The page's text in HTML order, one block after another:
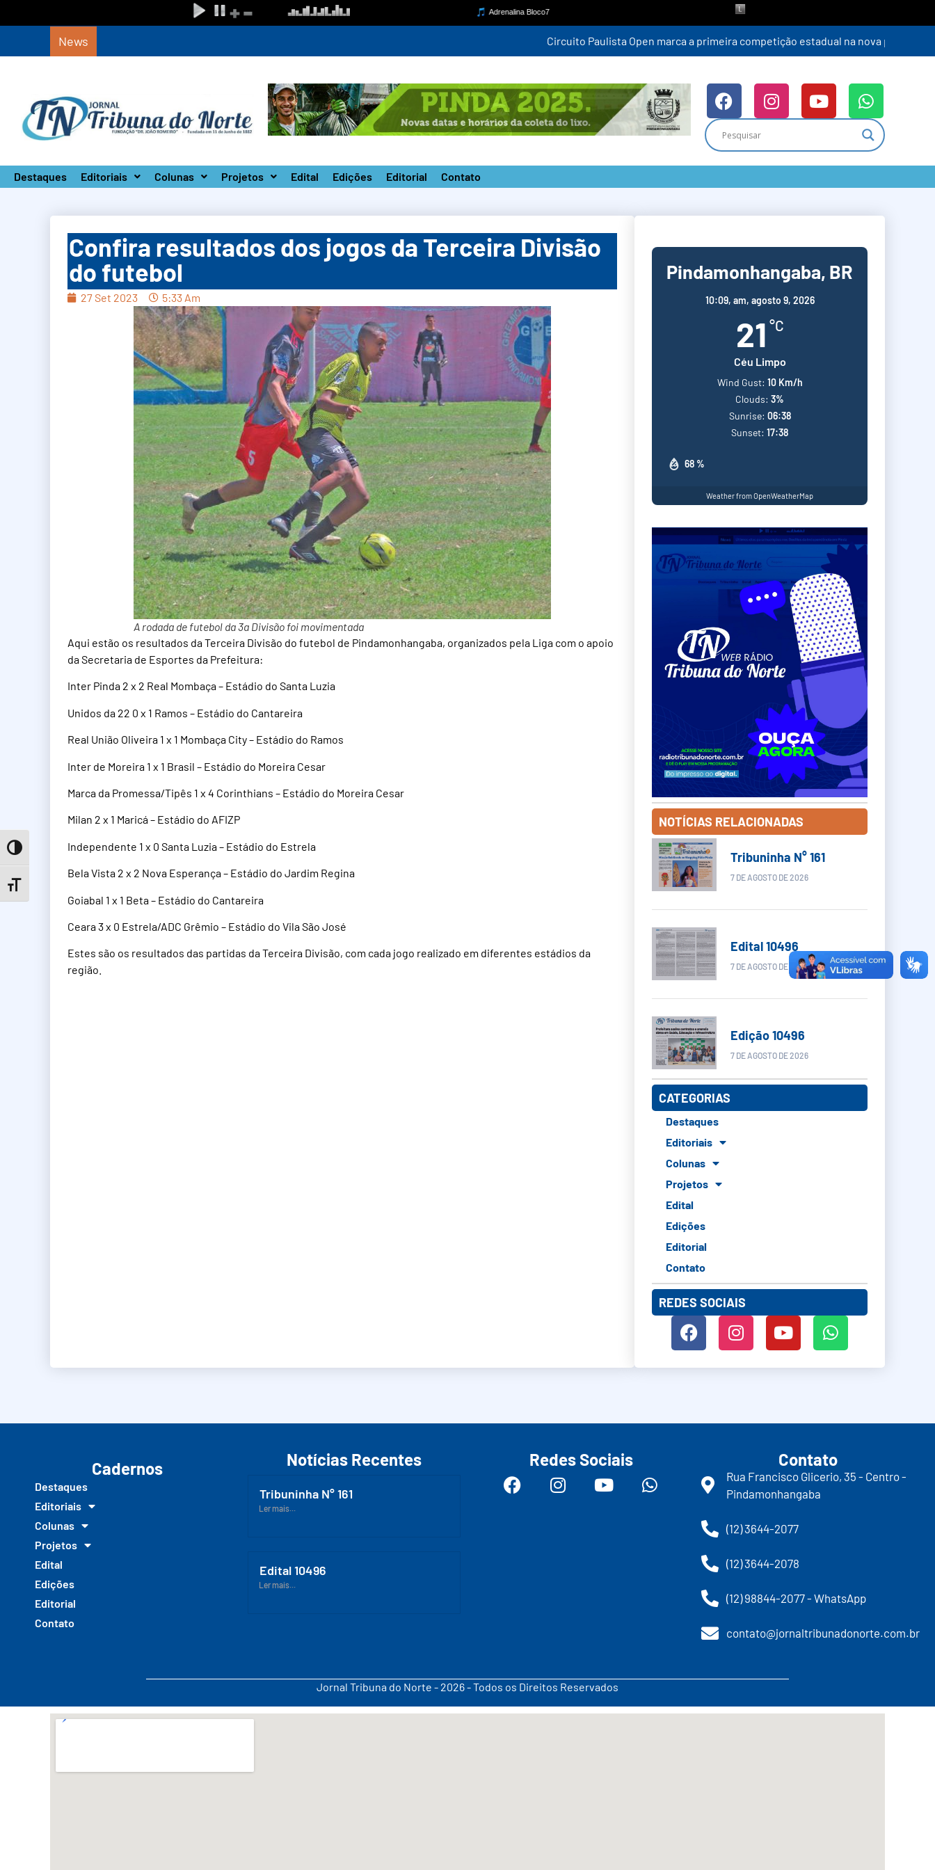
Toggle High Contrast
Toggle Font size
News Circuito Paulista Open marca a primeira competição estadual na nova pista do ‘João do Pulo’
Destaques Editoriais Colunas Projetos Edital Edições Editorial Contato
Confira resultados dos jogos da Terceira Divisão
do futebol
27 Set 2023 5:33 Am
A rodada de futebol da 3a Divisão foi movimentada
Aqui estão os resultados da Terceira Divisão do futebol de Pindamonhangaba, organizados pela Liga com o apoio
da Secretaria de Esportes da Prefeitura:
Inter Pinda 2 x 2 Real Mombaça – Estádio do Santa Luzia
Unidos da 22 0 x 1 Ramos – Estádio do Cantareira
Real União Oliveira 1 x 1 Mombaça City – Estádio do Ramos
Inter de Moreira 1 x 1 Brasil – Estádio do Moreira Cesar
Marca da Promessa/Tipês 1 x 4 Corinthians – Estádio do Moreira Cesar
Milan 2 x 1 Maricá – Estádio do AFIZP
Independente 1 x 0 Santa Luzia – Estádio do Estrela
Bela Vista 2 x 2 Nova Esperança – Estádio do Jardim Regina
Goiabal 1 x 1 Beta – Estádio do Cantareira
Ceara 3 x 0 Estrela/ADC Grêmio – Estádio do Vila São José
Estes são os resultados das partidas da Terceira Divisão, com cada jogo realizado em diferentes estádios da
região.
Pindamonhangaba, BR
10:09, am, agosto 9, 2026
21 °C
Céu Limpo
68 %
Wind Gust: 10 Km/h
Clouds: 3%
Sunrise: 06:38
Sunset: 17:38
Weather from OpenWeatherMap
NOTÍCIAS RELACIONADAS
Tribuninha N° 161
7 DE AGOSTO DE 2026
Edital 10496
7 DE AGOSTO DE 2026
Edição 10496
7 DE AGOSTO DE 2026
CATEGORIAS
Destaques
Editoriais
Colunas
Projetos
Edital
Edições
Editorial
Contato
REDES SOCIAIS
Cadernos
Destaques
Editoriais
Colunas
Projetos
Edital
Edições
Editorial
Contato
Notícias Recentes
Tribuninha N° 161
Ler mais...
Edital 10496
Ler mais...
Redes Sociais Contato
Rua Francisco Glicerio, 35 - Centro -
Pindamonhangaba
(12) 3644-2077
(12) 3644-2078
(12) 98844-2077 - WhatsApp
contato@jornaltribunadonorte.com.br
Jornal Tribuna do Norte - 2026 - Todos os Direitos Reservados